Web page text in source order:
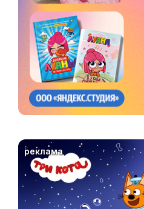
реклама